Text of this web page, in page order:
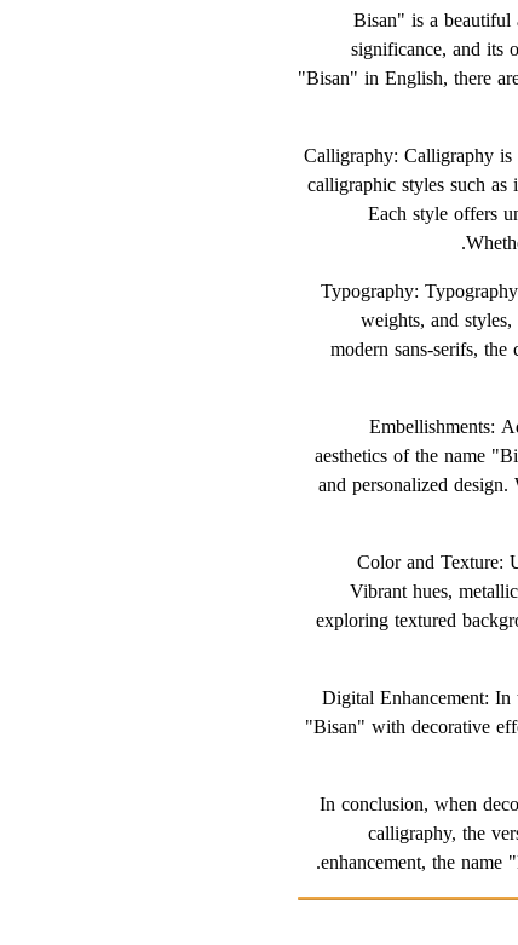
"Bisan" is a
significance, and its
"Bisan" in English, there
1. Calligraphy:
calligraphic styles such
Each style offers
2. Typography:
weights, and
modern sans-serifs,
3.
aesthetics of the name
and personalized
4. Color and
Vibrant hues,
exploring textured
5. Digital Enhancement:
"Bisan" with decorative
In conclusion, when
calligraphy, the
enhancement, the